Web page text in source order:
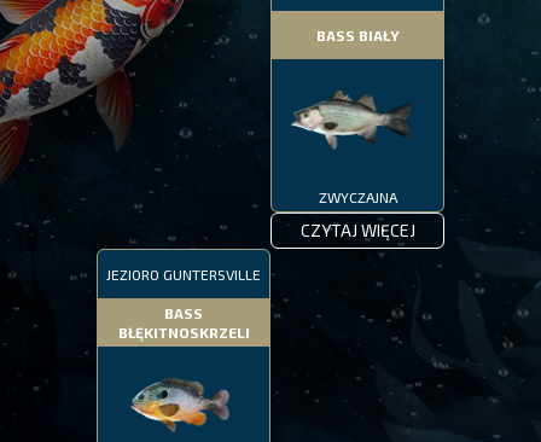
BASS BIAŁY
ZWYCZAJNA
CZYTAJ WIĘCEJ
JEZIORO GUNTERSVILLE
BASS
BŁĘKITNOSKRZELI